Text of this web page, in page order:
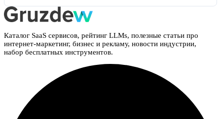
Каталог SaaS сервисов, рейтинг LLMs, полезные статьи про
интернет-маркетинг, бизнес и рекламу, новости индустрии,
набор бесплатных инструментов.